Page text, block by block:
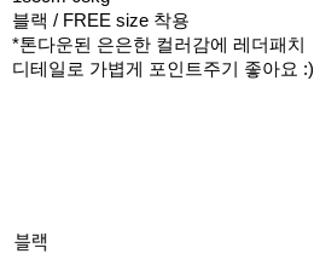
블랙 / FREE size 착용
*톤다운된 은은한 컬러감에 레더패치
디테일로 가볍게 포인트주기 좋아요 :)
블랙